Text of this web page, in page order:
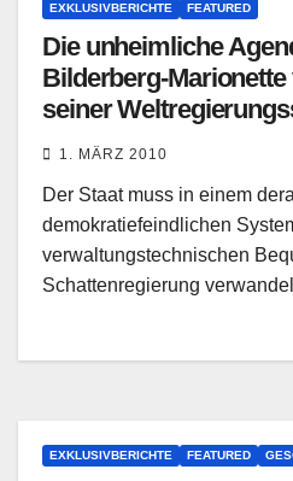
EXKLUSIVBERICHTE FEATURED
Die unheimliche
Bilderberg-
seiner
meint
1. MÄRZ 2010
Der Staat muss in einem
demokratiefeindlichen
verwaltungstechnischen
Schattenregierung
EXKLUSIVBERICHTE FEATURED